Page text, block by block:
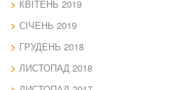
КВІТЕНЬ 2019
СІЧЕНЬ 2019
ГРУДЕНЬ 2018
ЛИСТОПАД 2018